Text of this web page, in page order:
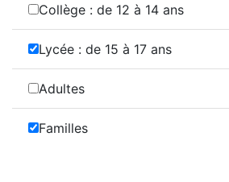
Collège : de 12 à 14 ans
Lycée : de 15 à 17 ans
Adultes
Familles